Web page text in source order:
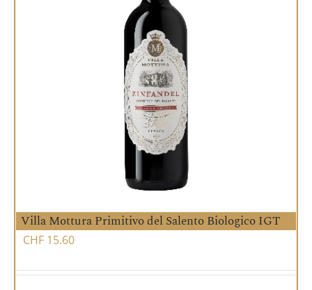
Villa Mottura Primitivo del Salento Biologico IGT
CHF 15.60